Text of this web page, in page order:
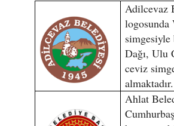
Adilcevaz
logosunda
Dağı, Ulu
ceviz
almaktadır.
Ahlat